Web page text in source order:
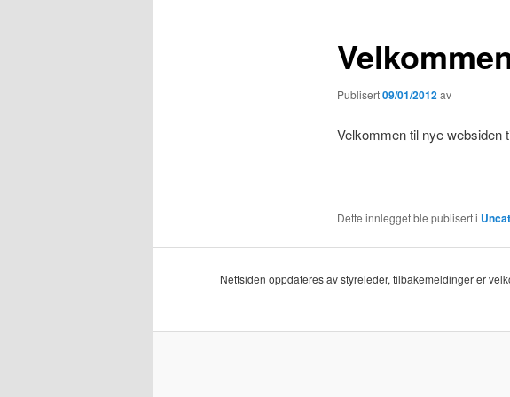
Publisert09/01/2012av
Velkommen til nye websiden
Dette innlegget ble publisert i
Nettsiden oppdateres av styreleder, tilbakemeldinger er